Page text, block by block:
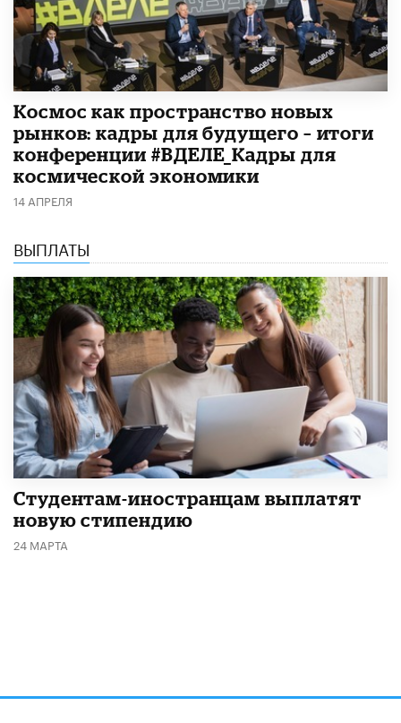
Космос как пространство новых
рынков: кадры для будущего – итоги
конференции #ВДЕЛЕ_Кадры для
космической экономики
14 АПРЕЛЯ
ВЫПЛАТЫ
Студентам-иностранцам выплатят
новую стипендию
24 МАРТА